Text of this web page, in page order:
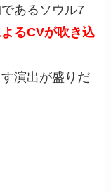
あるソウル7
るCVが吹き込
演出が盛りだ